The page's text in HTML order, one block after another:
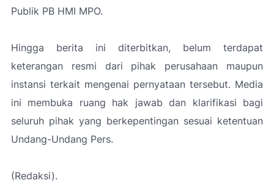
Publik PB HMI MPO.
Hingga berita ini diterbitkan, belum terdapat
keterangan resmi dari pihak perusahaan maupun
instansi terkait mengenai pernyataan tersebut. Media
ini membuka ruang hak jawab dan klarifikasi bagi
seluruh pihak yang berkepentingan sesuai ketentuan
Undang-Undang Pers.
(Redaksi).